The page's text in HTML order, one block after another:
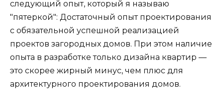
следующий опыт, который я называю
"пятеркой": Достаточный опыт проектирования
с обязательной успешной реализацией
проектов загородных домов. При этом наличие
опыта в разработке только дизайна квартир —
это скорее жирный минус, чем плюс для
архитектурного проектирования домов.